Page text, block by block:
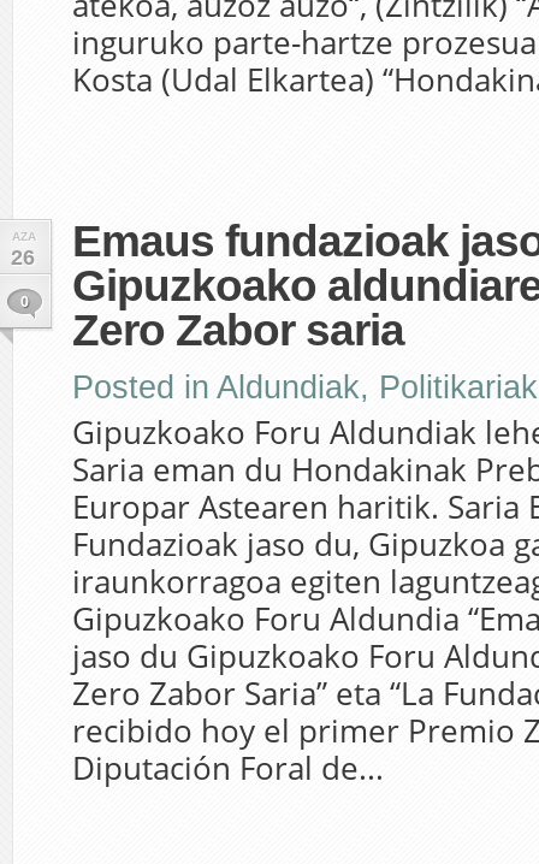
inguruko parte-hartze
Kosta (Udal Elkartea)
AZA
26
0
Emaus fundazioak
Gipuzkoako
Zero Zabor saria
Posted in Aldundiak, Politikariak
Gipuzkoako Foru Aldundiak
Saria eman du Hondakinak
Europar Astearen haritik. Saria
Fundazioak jaso du, Gipuzkoa
iraunkorragoa egiten
Gipuzkoako Foru Aldundia
jaso du Gipuzkoako Foru
Zero Zabor Saria” eta “La
recibido hoy el primer Premio
Diputación Foral de...